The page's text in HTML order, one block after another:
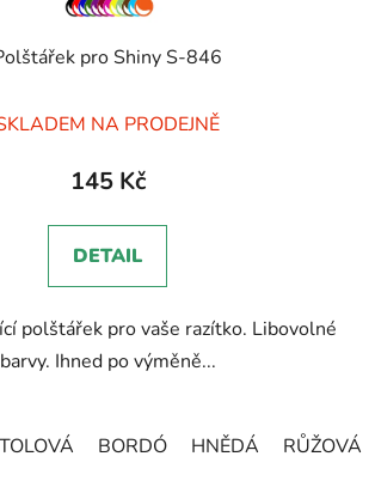
pro Shiny S-846
hodnocení
produktu
5,0
z
hvězdiček.
NA PRODEJNĚ
145 Kč
DETAIL
polštářek pro vaše razítko. Libovolné
barvy. Ihned po výměně...
BORDÓ HNĚDÁ RŮŽOVÁ